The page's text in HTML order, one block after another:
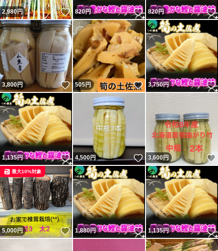
2,980円 いいね！
820円 いいね！
820円
3,800円 いいね！
505円 いいね！
3,750円
1,135円 いいね！
4,500円 いいね！
3,600円
5,000円 いいね！
最大10%対象
1,880円 いいね！
1,135円